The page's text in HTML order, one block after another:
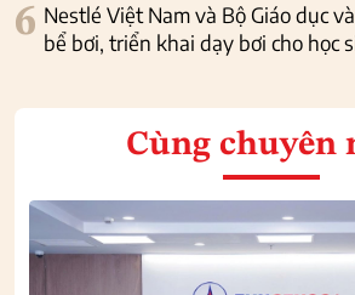
6 Nestlé Việt Nam và Bộ Giáo dục
bể bơi, triển khai dạy bơi cho học
Cùng chuyên